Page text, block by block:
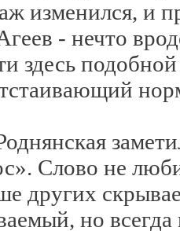
изменился, и
- нечто
здесь
Слово не
других
но